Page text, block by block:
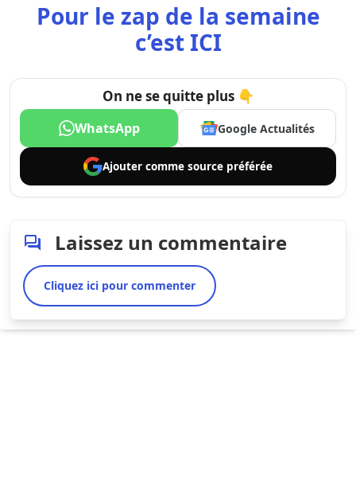
Pour le zap de la semaine
c’est ICI
On ne se quitte plus 👇
WhatsApp Google Actualités
Ajouter comme source préférée
Laissez un commentaire
Cliquez ici pour commenter